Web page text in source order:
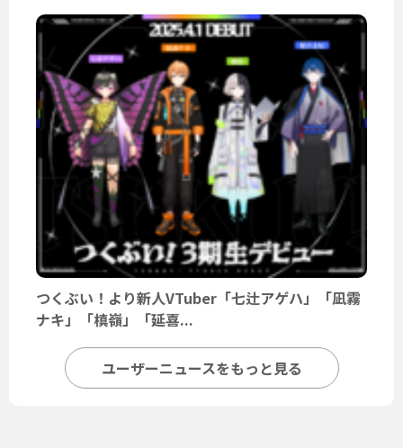
つくぶい！より新人VTuber「七辻アゲハ」「凪霧
ナキ」「槙嶺」「延喜...
ユーザーニュースをもっと見る